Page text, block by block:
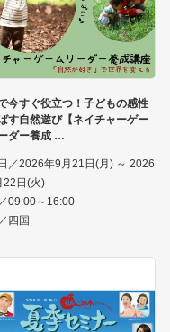
今すぐ役立つ！子どもの感性
す自然遊び【ネイチャーゲー
ダー養成
／2026年9月21日(月) ～ 2026
22日(火)
09:00～16:00
四国